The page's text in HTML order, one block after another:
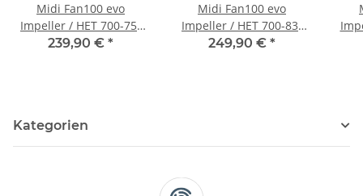
Midi Fan100 evo
Impeller / HET 700-75-
1250, komplett fertig
239,90 € *
Midi Fan100 evo
Impeller / HET 700-83-
1080, komplett fertig
249,90 € *
Kategorien